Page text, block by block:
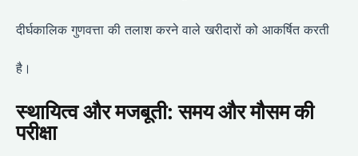
दीर्घकालिक गुणवत्ता की तलाश करने वाले खरीदारों को आकर्षित करती
है।
स्थायित्व और मजबूती: समय और मौसम की
परीक्षा